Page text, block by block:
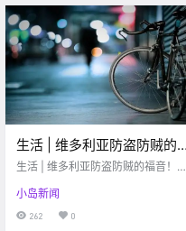
生活 | 维多利亚防盗防贼的
福音！有了这个App再也不
生活 | 维多利亚防盗防贼的福音！有
啦！！
小岛新闻
262 0